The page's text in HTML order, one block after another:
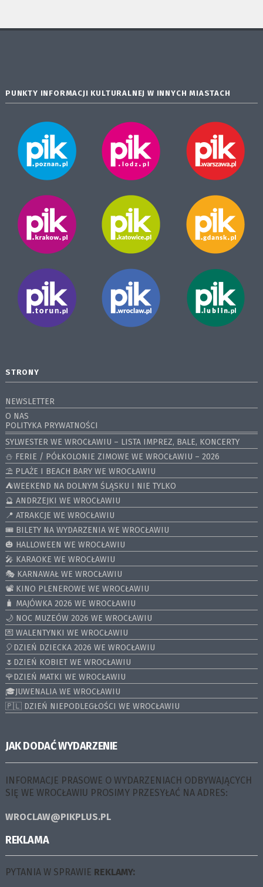
PUNKTY INFORMACJI KULTURALNEJ W INNYCH MIASTACH
STRONY
NEWSLETTER
O NAS
POLITYKA PRYWATNOŚCI
SYLWESTER WE WROCŁAWIU – LISTA IMPREZ, BALE, KONCERTY
⛄️ FERIE / PÓŁKOLONIE ZIMOWE WE WROCŁAWIU – 2026
⛱️ PLAŻE I BEACH BARY WE WROCŁAWIU
⛺️WEEKEND NA DOLNYM ŚLĄSKU I NIE TYLKO
🔮 ANDRZEJKI WE WROCŁAWIU
📍 ATRAKCJE WE WROCŁAWIU
🎟️ BILETY NA WYDARZENIA WE WROCŁAWIU
🎃 HALLOWEEN WE WROCŁAWIU
🎤 KARAOKE WE WROCŁAWIU
🎭 KARNAWAŁ WE WROCŁAWIU
📽️ KINO PLENEROWE WE WROCŁAWIU
🧳 MAJÓWKA 2026 WE WROCŁAWIU
🌙 NOC MUZEÓW 2026 WE WROCŁAWIU
💌 WALENTYNKI WE WROCŁAWIU
🎈DZIEŃ DZIECKA 2026 WE WROCŁAWIU
🌷DZIEŃ KOBIET WE WROCŁAWIU
🌹DZIEŃ MATKI WE WROCŁAWIU
🎓JUWENALIA WE WROCŁAWIU
🇵🇱 DZIEŃ NIEPODLEGŁOŚCI WE WROCŁAWIU
JAK DODAĆ WYDARZENIE
INFORMACJE PRASOWE O WYDARZENIACH ODBYWAJĄCYCH
SIĘ WE WROCŁAWIU PROSIMY PRZESYŁAĆ NA ADRES:
WROCLAW@PIKPLUS.PL
REKLAMA
PYTANIA W SPRAWIE REKLAMY: